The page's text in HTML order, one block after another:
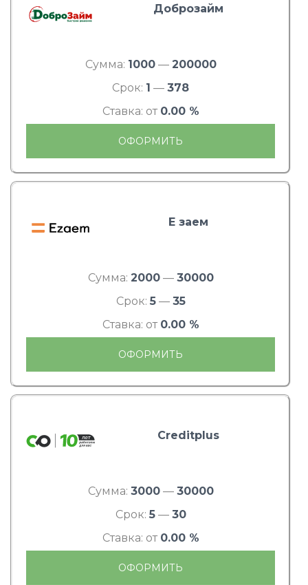
Доброзайм
Сумма: 1000— 200000
Срок: 1 — 378
Ставка: от 0.00 %
ОФОРМИТЬ
Е заем
Сумма: 2000— 30000
Срок: 5— 35
Ставка: от 0.00 %
ОФОРМИТЬ
Creditplus
Сумма: 3000— 30000
Срок: 5— 30
Ставка: от 0.00 %
ОФОРМИТЬ